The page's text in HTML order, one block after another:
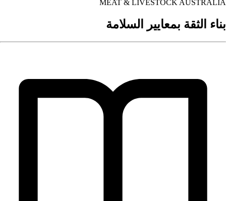
MEAT & LIVESTOCK
الثقة بمعايير السلامة